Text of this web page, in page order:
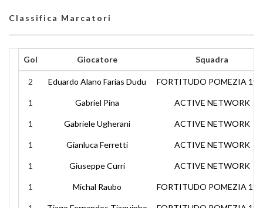
Classifica Marcatori
Gol Giocatore Squadra
2 Eduardo Alano Farias Dudu FORTITUDO POMEZIA
1 Gabriel Pina ACTIVE NETWORK
1 Gabriele Ugherani ACTIVE NETWORK
1 Gianluca Ferretti ACTIVE NETWORK
1 Giuseppe Curri ACTIVE NETWORK
1 Michal Raubo FORTITUDO POMEZIA